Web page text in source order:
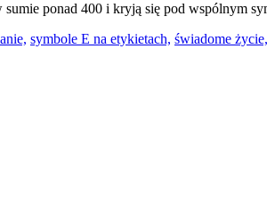
ponad 400 i kryją się pod wspólnym
symbole E na etykietach, świadome życie,